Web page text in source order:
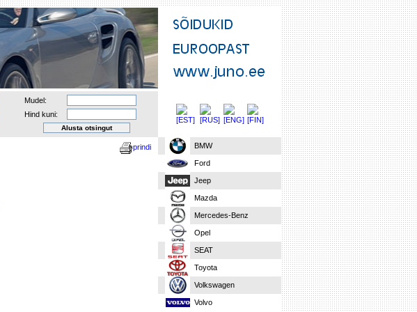
Mudel:
Hind kuni:
prindi BMW
Ford
Jeep
Mazda
Mercedes-Benz
Opel
SEAT
Toyota
Volkswagen
Volvo